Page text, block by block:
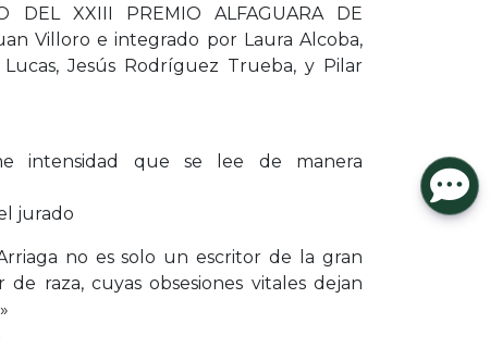
DEL XXIII PREMIO ALFAGUARA DE
Villoro e integrado por Laura Alcoba,
Jesús Rodríguez Trueba, y Pilar
intensidad que se lee de manera
jurado
no es solo un escritor de la gran
raza, cuyas obsesiones vitales dejan